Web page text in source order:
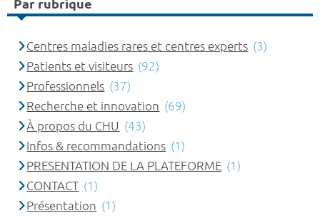
Par rubrique
Centres maladies rares et centres experts (3)
Patients et visiteurs (92)
Professionnels (37)
Recherche et innovation (69)
À propos du CHU (43)
Infos & recommandations (1)
PRESENTATION DE LA PLATEFORME (1)
CONTACT (1)
Présentation (1)